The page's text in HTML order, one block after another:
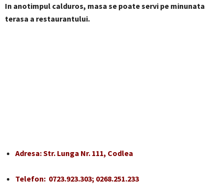
In anotimpul calduros, masa se poate servi pe minunata
terasa a restaurantului.
Adresa: Str. Lunga Nr. 111, Codlea
Telefon: 0723.923.303; 0268.251.233